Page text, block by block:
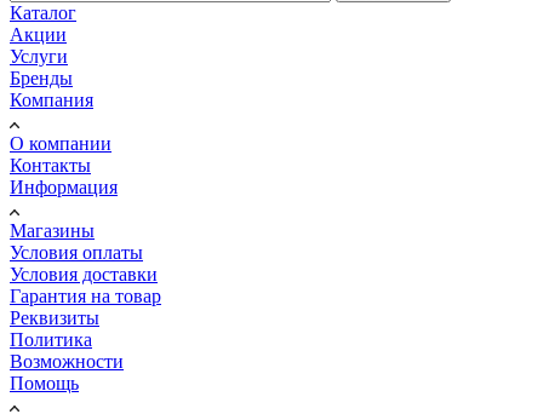
Каталог
Акции
Услуги
Бренды
Компания
О компании
Контакты
Информация
Магазины
Условия оплаты
Условия доставки
Гарантия на товар
Реквизиты
Политика
Возможности
Помощь